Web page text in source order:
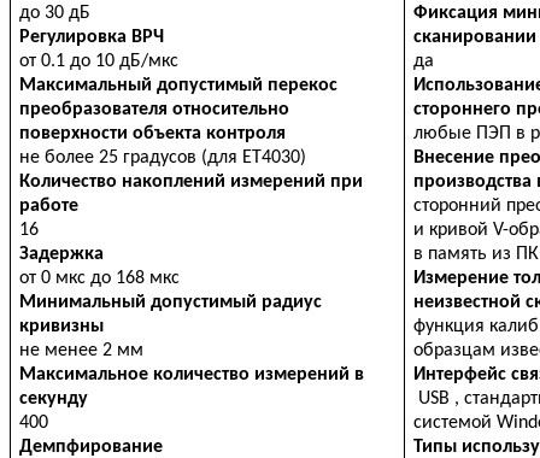
до 30 дБ
Регулировка ВРЧ
от 0.1 до 10 дБ/мкс
Максимальный допустимый перекос
преобразователя относительно
поверхности объекта контроля
не более 25 градусов (для ET4030)
Количество накоплений измерений при
работе
16
Задержка
от 0 мкс до 168 мкс
Минимальный допустимый радиус
кривизны
не менее 2 мм
Максимальное количество измерений в
секунду
400
Демпфирование
Фиксация
сканировании
да
стороннего
любые ПЭП в
Внесение
производства
сторонний
и кривой V-
в память из ПК
Измерение
неизвестной
функция
образцам
Интерфейс
USB ,
системой
Типы